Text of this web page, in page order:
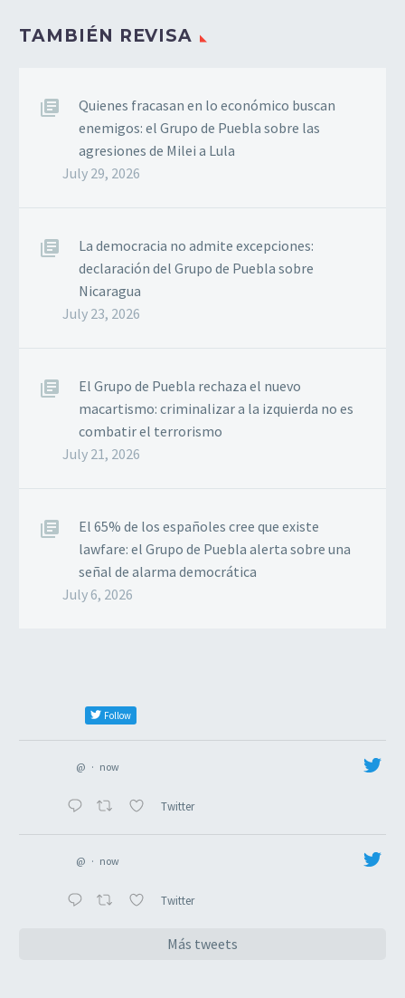
TAMBIÉN REVISA
Quienes fracasan en lo económico buscan
enemigos: el Grupo de Puebla sobre las
agresiones de Milei a Lula
July 29, 2026
La democracia no admite excepciones:
declaración del Grupo de Puebla sobre
Nicaragua
July 23, 2026
El Grupo de Puebla rechaza el nuevo
macartismo: criminalizar a la izquierda no es
combatir el terrorismo
July 21, 2026
El 65% de los españoles cree que existe
lawfare: el Grupo de Puebla alerta sobre una
señal de alarma democrática
July 6, 2026
Follow
@ · now
Twitter
@ · now
Twitter
Más tweets